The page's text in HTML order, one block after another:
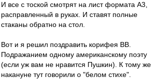
И все с тоской смотрят на лист формата А3,
расправленный в руках. И ставят полные
стаканы обратно на стол.
Вот и я решил поздравить корифея ВВ.
Подражанием одному американскому поэту
(если уж вам не нравится Пушкин). К тому же
накануне тут говорили о "белом стихе".